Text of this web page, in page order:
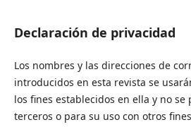
Declaración de privacidad
Los nombres y las direcciones de
introducidos en esta revista se
los fines establecidos en ella y no se
terceros o para su uso con otros